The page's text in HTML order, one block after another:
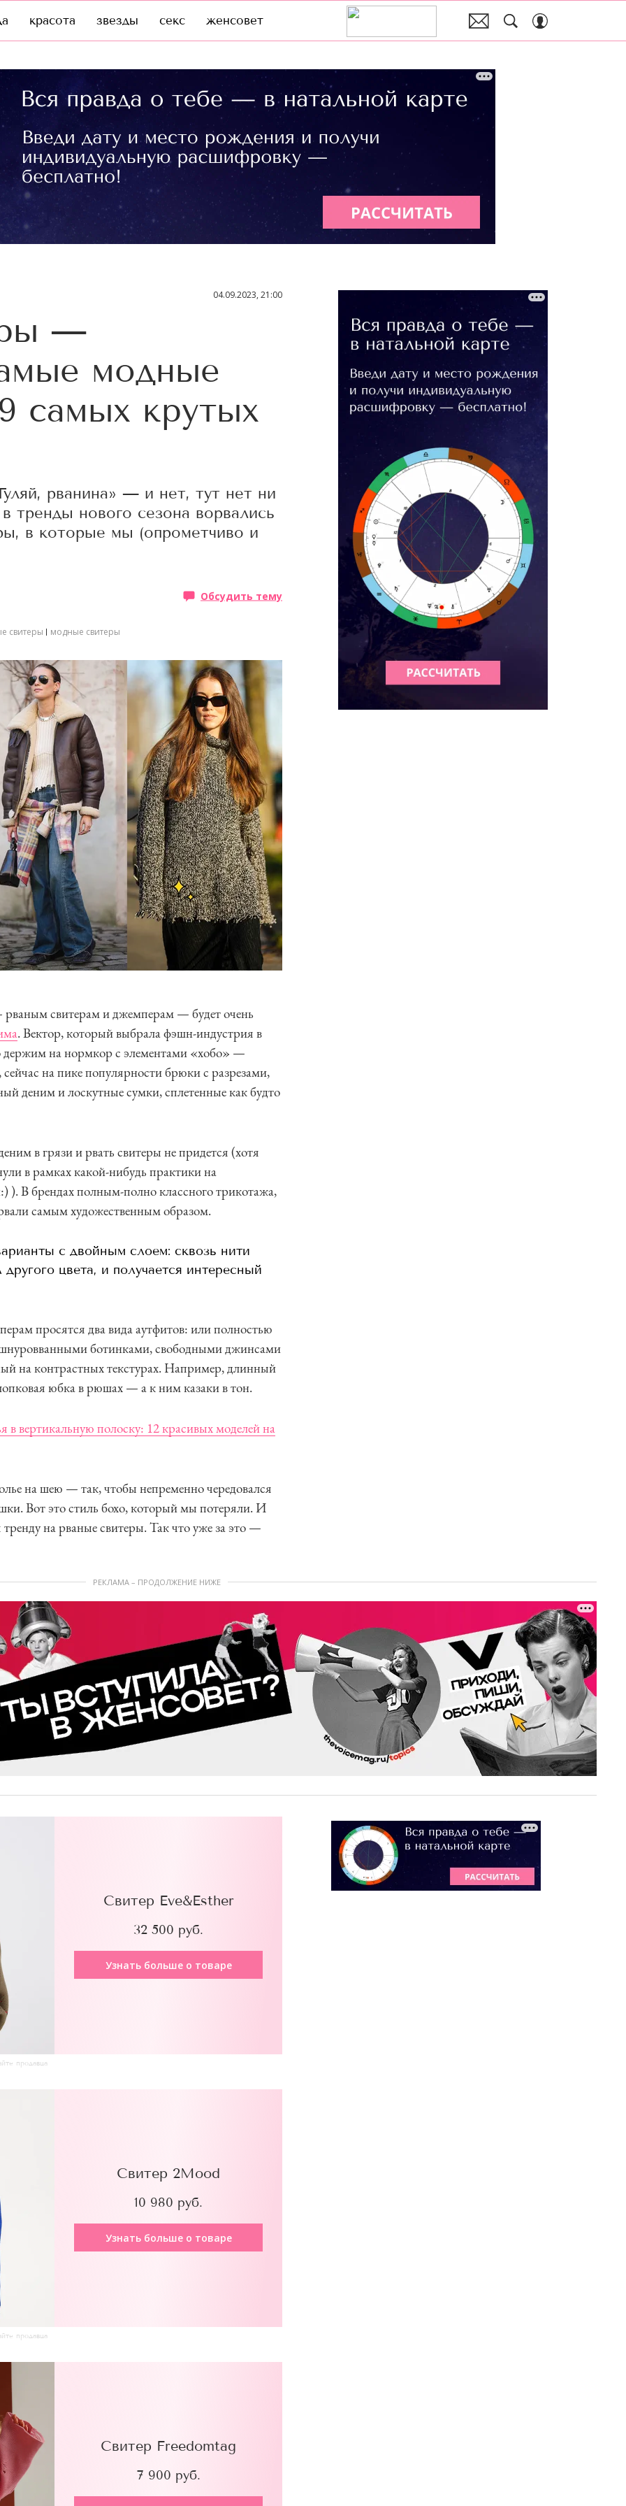
красота звезды секс женсовет
04.09.2023, 21:00
—
модные
самых крутых
рванина» — и нет, тут нет ни
тренды нового сезона ворвались
в которые мы (опрометчиво и
Обсудить тему
свитеры модные свитеры
свитерам и джемперам — будет очень
. Вектор, который выбрала фэшн-индустрия в
держим на нормкор с элементами «хобо» —
на пике популярности брюки с разрезами,
деним и лоскутные сумки, сплетенные как будто
в грязи и рвать свитеры не придется (хотя
в рамках какой-нибудь практики на
). В брендах полным-полно классного трикотажа,
самым художественным образом.
с двойным слоем: сквозь нити
цвета, и получается интересный
просятся два вида аутфитов: или полностью
ботинками, свободными джинсами
на контрастных текстурах. Например, длинный
юбка в рюшах — а к ним казаки в тон.
в вертикальную полоску: 12 красивых моделей на
на шею — так, чтобы непременно чередовался
Вот это стиль бохо, который мы потеряли. И
на рваные свитеры. Так что уже за это —
РЕКЛАМА – ПРОДОЛЖЕНИЕ НИЖЕ
Свитер Eve&Esther
32 500 руб.
Узнать больше о товаре
продавца
Свитер 2Mood
10 980 руб.
Узнать больше о товаре
продавца
Свитер Freedomtag
7 900 руб.